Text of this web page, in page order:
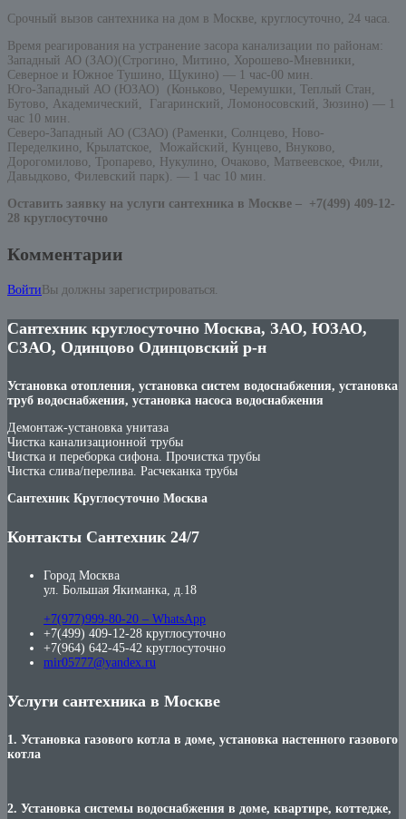
Срочный вызов сантехника на дом в Москве, круглосуточно, 24 часа.
Время реагирования на устранение засора канализации по районам:
Западный АО (ЗАО)(Строгино, Митино, Хорошево-Мневники,
Северное и Южное Тушино, Щукино) — 1 час-00 мин.
Юго-Западный АО (ЮЗАО) (Коньково, Черемушки, Теплый Стан,
Бутово, Академический, Гагаринский, Ломоносовский, Зюзино) — 1
час 10 мин.
Северо-Западный АО (СЗАО) (Раменки, Солнцево, Ново-
Переделкино, Крылатское, Можайский, Кунцево, Внуково,
Дорогомилово, Тропарево, Нукулино, Очаково, Матвеевское, Фили,
Давыдково, Филевский парк). — 1 час 10 мин.
Оставить заявку на услуги сантехника в Москве – +7(499) 409-12-
28 круглосуточно
Комментарии
Войти Вы должны зарегистрироваться.
Сантехник круглосуточно Москва, ЗАО, ЮЗАО,
СЗАО, Одинцово Одинцовский р-н
Установка отопления, установка систем водоснабжения, установка
труб водоснабжения, установка насоса водоснабжения
Демонтаж-установка унитаза
Чистка канализационной трубы
Чистка и переборка сифона. Прочистка трубы
Чистка слива/перелива. Расчеканка трубы
Сантехник Круглосуточно Москва
Контакты Сантехник 24/7
Город Москва
ул. Большая Якиманка, д.18
+7(977)999-80-20 – WhatsApp
+7(499) 409-12-28 круглосуточно
+7(964) 642-45-42 круглосуточно
mir05777@yandex.ru
Услуги сантехника в Москве
1. Установка газового котла в доме, установка настенного газового
котла
2. Установка системы водоснабжения в доме, квартире, коттедже,